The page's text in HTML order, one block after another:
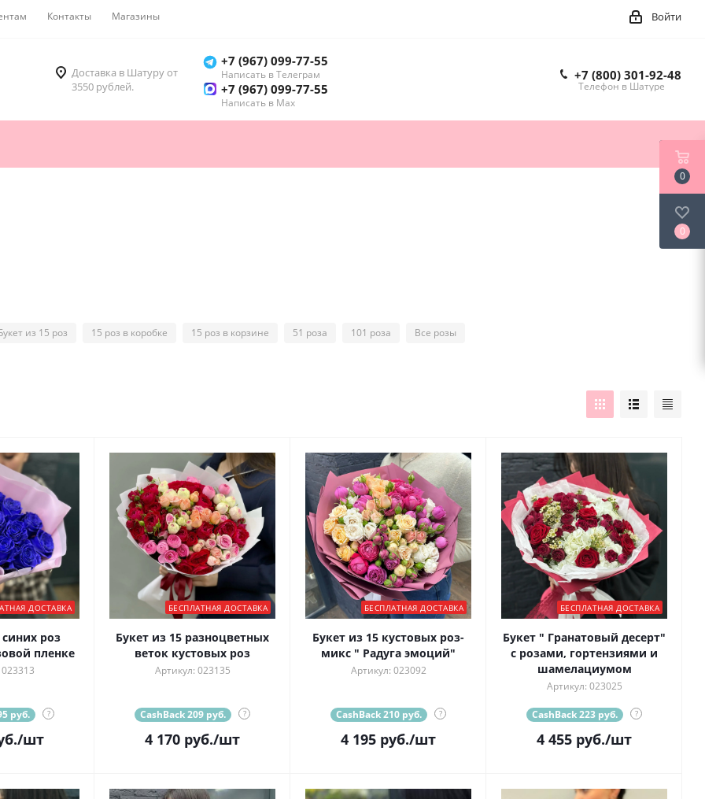
Контакты Магазины Войти
Доставка в Шатуру от
3550 рублей.
+7 (967) 099-77-55
Написать в Телеграм
+7 (967) 099-77-55
Написать в Мах
+7 (800) 301-92-48
Телефон в Шатуре
из 15 роз 15 роз в коробке 15 роз в корзине 51 роза 101 роза Все розы
ДОСТАВКА
синих роз
пленке
руб. ?
/шт
БЕСПЛАТНАЯ ДОСТАВКА
Букет из 15 разноцветных
веток кустовых роз
Артикул: 023135
CashBack 209 руб. ?
4 170 руб./шт
БЕСПЛАТНАЯ ДОСТАВКА
Букет из 15 кустовых роз-
микс " Радуга эмоций"
Артикул: 023092
CashBack 210 руб. ?
4 195 руб./шт
БЕСПЛАТНАЯ ДОСТАВКА
Букет " Гранатовый десерт"
с розами, гортензиями и
шамелациумом
Артикул: 023025
CashBack 223 руб. ?
4 455 руб./шт
0
0